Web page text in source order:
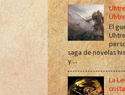
El
saga de novelas
y ...
La